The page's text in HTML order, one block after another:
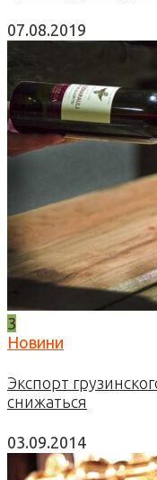
07.08.2019
3
Новини
Экспорт
снижаться
03.09.2014